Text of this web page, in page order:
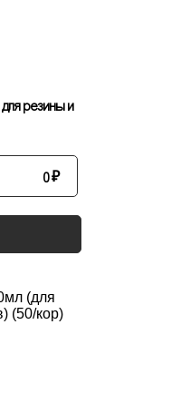
резины и
0₽